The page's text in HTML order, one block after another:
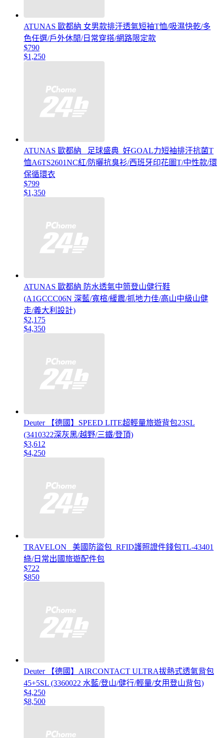
ATUNAS 歐都納 女男款排汗透氣短袖T恤/吸濕快乾/多
色任選/戶外休閒/日常穿搭/網路限定款
$790
$1,250
ATUNAS 歐都納 _足球盛典_好GOAL力短袖排汗抗菌T
恤A6TS2601NC紅/防曬抗臭衫/西班牙印花圖T/中性款/環
保循環衣
$799
$1,350
ATUNAS 歐都納 防水透氣中筒登山健行鞋
(A1GCCC06N 深藍/寬楦/緩震/抓地力佳/高山中級山健
走/義大利設計)
$2,175
$4,350
Deuter 【德國】SPEED LITE超輕量旅遊背包23SL
(3410322深灰黑/越野/三鐵/登頂)
$3,612
$4,250
TRAVELON _美國防盜包_RFID護照證件錢包TL-43401
綠/日常出國旅遊配件包
$722
$850
Deuter 【德國】AIRCONTACT ULTRA拔熱式透氣背包
45+5SL (3360022 水藍/登山/健行/輕量/女用登山背包)
$4,250
$8,500